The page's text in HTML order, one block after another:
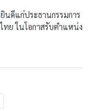
นดีแก่ประธานกรรมการ
ย ในโอกาสรับตำแหน่ง